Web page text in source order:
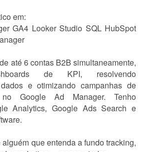
em:
GA4 Looker Studio SQL HubSpot
até 6 contas B2B simultaneamente,
de KPI, resolvendo
e otimizando campanhas de
Google Ad Manager. Tenho
Analytics, Google Ads Search e
que entenda a fundo tracking,